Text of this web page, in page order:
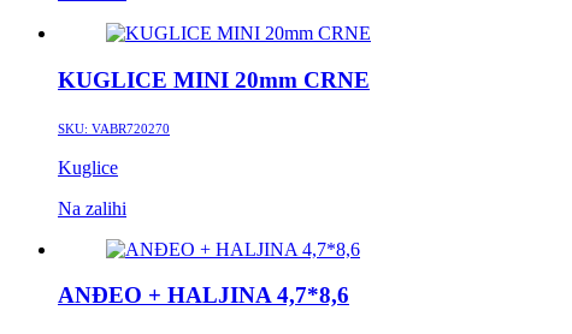
KUGLICE MINI 20mm CRNE
SKU: VABR720270
Kuglice
Na zalihi
ANĐEO + HALJINA 4,7*8,6